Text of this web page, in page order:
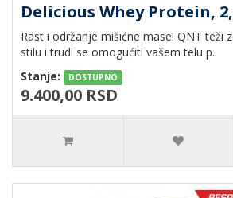
Delicious Whey Protein,
Rast i održanje mišićne mase! QNT teži
stilu i trudi se omogućiti vašem telu p..
Stanje:
DOSTUPNO
9.400,00 RSD